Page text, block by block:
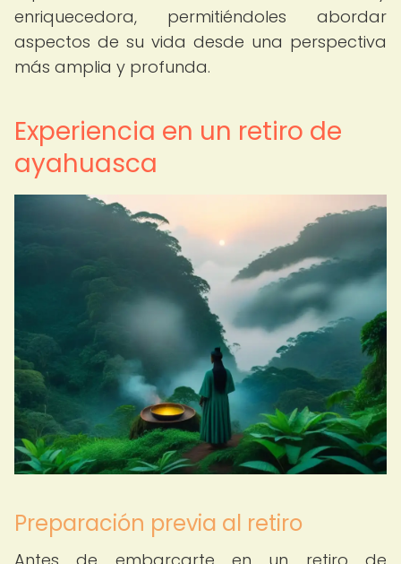
enriquecedora, permitiéndoles abordar
aspectos de su vida desde una perspectiva
más amplia y profunda.
Experiencia en un retiro de
ayahuasca
Preparación previa al retiro